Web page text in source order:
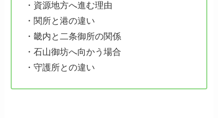
・資源地方へ進む理由
・関所と港の違い
・畿内と二条御所の関係
・石山御坊へ向かう場合
・守護所との違い